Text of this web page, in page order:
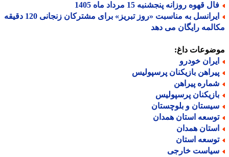
قهوه روزانه پنجشنبه 15 مرداد ماه 1405
ایرانسل به مناسبت «روز تبریز» برای مشترکان زنجانی 120 دقیقه
رایگان می دهد
داغ:
خودرو
بازیکنان پرسپولیس
پیراهن
پرسپولیس
و بلوچستان
استان همدان
همدان
استان
خارجی